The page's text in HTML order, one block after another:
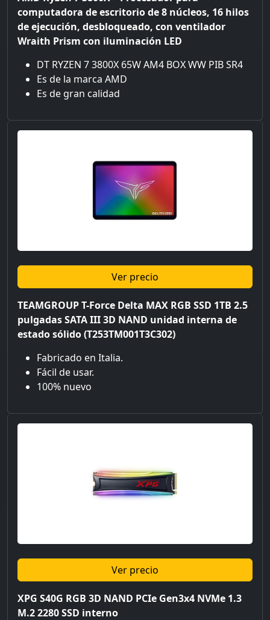
computadora de escritorio de 8 núcleos, 16 hilos
de ejecución, desbloqueado, con ventilador
Wraith Prism con iluminación LED
DT RYZEN 7 3800X 65W AM4 BOX WW PIB SR4
Es de la marca AMD
Es de gran calidad
Ver precio
TEAMGROUP T-Force Delta MAX RGB SSD 1TB 2.5
pulgadas SATA III 3D NAND unidad interna de
estado sólido (T253TM001T3C302)
Fabricado en Italia.
Fácil de usar.
100% nuevo
Ver precio
XPG S40G RGB 3D NAND PCIe Gen3x4 NVMe 1.3
M.2 2280 SSD interno